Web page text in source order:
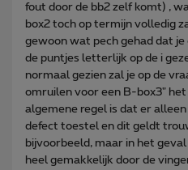
fout door de bb2 zelf komt) ,
box2 toch op termijn volledig
gewoon wat pech gehad dat
de puntjes letterlijk op de i
normaal gezien zal je op de
omruilen voor een B-box3"
algemene regel is dat er
defect toestel en dit geldt
bijvoorbeeld, maar in het
heel gemakkelijk door de